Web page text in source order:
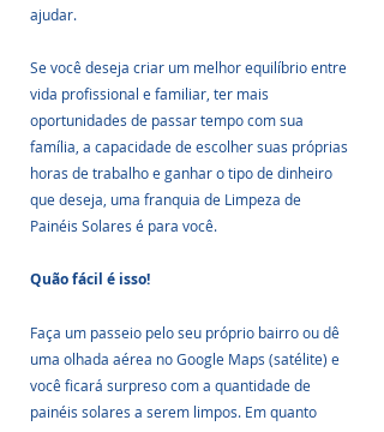
ajudar.
Se você deseja criar um melhor equilíbrio entre
vida profissional e familiar, ter mais
oportunidades de passar tempo com sua
família, a capacidade de escolher suas próprias
horas de trabalho e ganhar o tipo de dinheiro
que deseja, uma franquia de Limpeza de
Painéis Solares é para você.
Quão fácil é isso!
Faça um passeio pelo seu próprio bairro ou dê
uma olhada aérea no Google Maps (satélite) e
você ficará surpreso com a quantidade de
painéis solares a serem limpos. Em quanto